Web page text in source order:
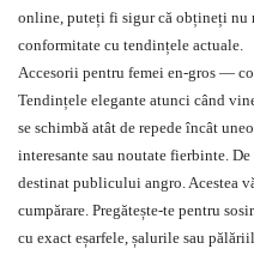
online, puteți fi sigur că obțineți nu
conformitate cu tendințele actuale.
Accesorii pentru femei en-gros —
Tendințele elegante atunci când
se schimbă atât de repede încât
interesante sau noutate fierbinte.
destinat publicului angro. Acestea
cumpărare. Pregătește-te pentru
cu exact eșarfele, șalurile sau